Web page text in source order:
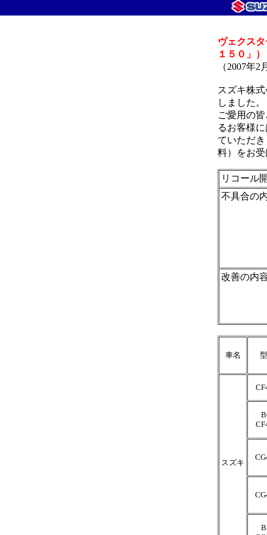
ヴェクス
１５０」）
（2007年
スズキ株
しました。
ご愛用の
るお客様
ていただ
料）をお
リコール
不具合の
改善の内
車名
スズキ